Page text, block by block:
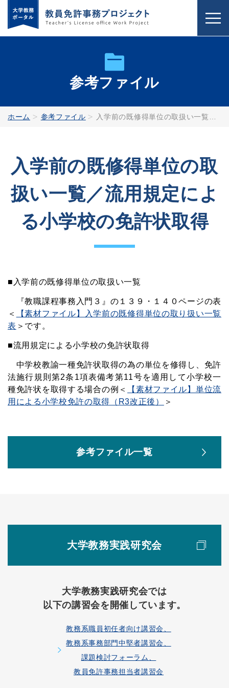
参考ファイル
ホーム 参考ファイル 入学前の既修得単位の取扱い一覧／流用規定による小学校の免許状取得
入学前の既修得単位の取
扱い一覧／流用規定によ
る小学校の免許状取得
■入学前の既修得単位の取扱い一覧
『教職課程事務入門３』の１３９・１４０ページの表
＜
【素材ファイル】入学前の既修得単位の取り扱い一覧
表 ＞ です。
■流用規定による小学校の免許状取得
中学校教諭一種免許状取得の為の単位を修得し、免許
法施行規則第2条1項表備考第11号を適用して小学校一
種免許状を取得する場合の例＜
【素材ファイル】単位流
用による小学校免許の取得（R3改正後）
＞
参考ファイル一覧
大学教務実践研究会
大学教務実践研究会では
以下の講習会を開催しています。
教務系職員初任者向け講習会、
教務系事務部門中堅者講習会、
課題検討フォーラム、
教員免許事務担当者講習会